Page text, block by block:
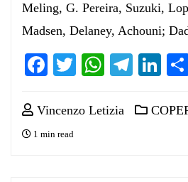
Meling, G. Pereira, Suzuki,
Madsen, Delaney, Achouni;
Facebook
TwitterWhatsApp
Vincenzo Letizia
1 min read